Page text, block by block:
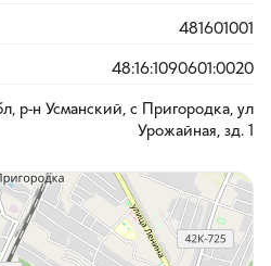
481601001
48:16:1090601:0020
р-н Усманский, с Пригородка, ул
Урожайная, зд. 1